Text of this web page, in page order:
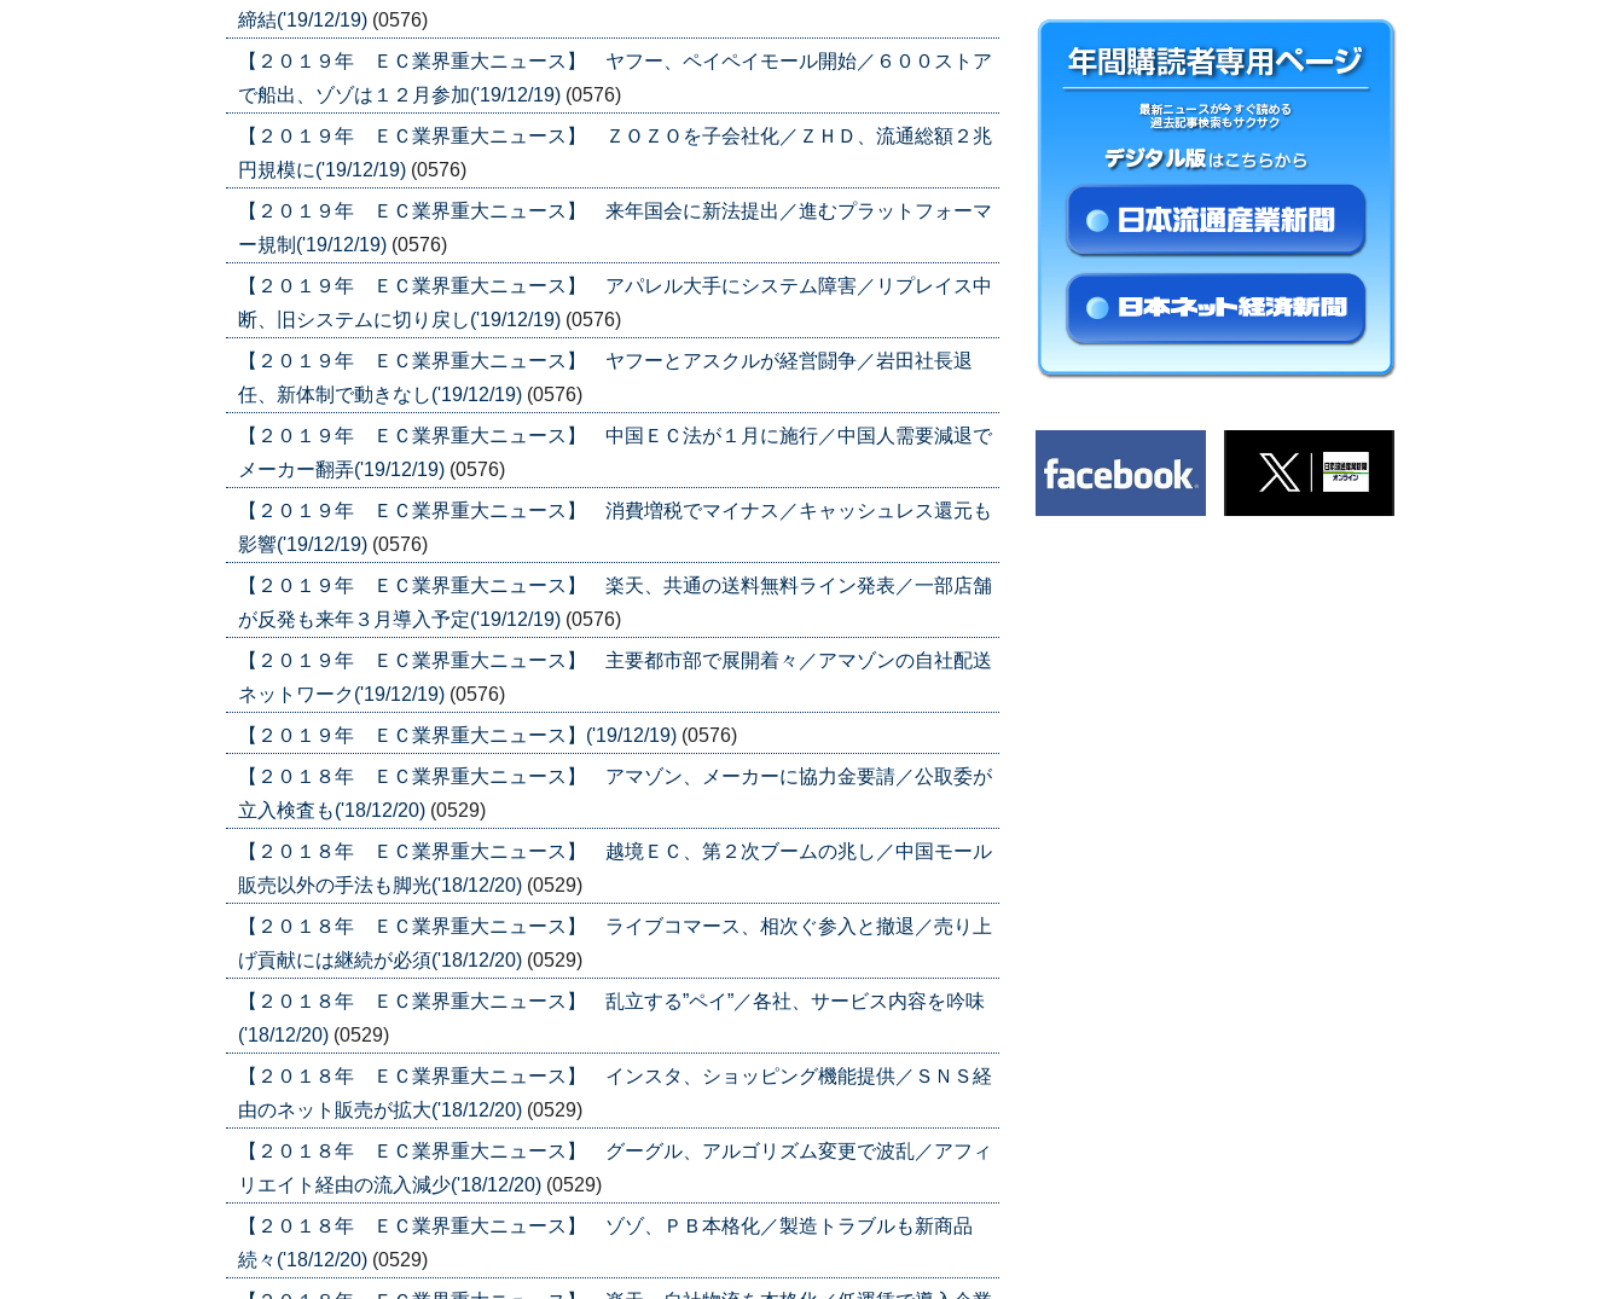
締結('19/12/19) (0576)
【２０１９年 ＥＣ業界重大ニュース】 ヤフー、ペイペイモール開始／６００ストア
で船出、ゾゾは１２月参加('19/12/19) (0576)
【２０１９年 ＥＣ業界重大ニュース】 ＺＯＺＯを子会社化／ＺＨＤ、流通総額２兆
円規模に('19/12/19) (0576)
【２０１９年 ＥＣ業界重大ニュース】 来年国会に新法提出／進むプラットフォーマ
ー規制('19/12/19) (0576)
【２０１９年 ＥＣ業界重大ニュース】 アパレル大手にシステム障害／リプレイス中
断、旧システムに切り戻し('19/12/19) (0576)
【２０１９年 ＥＣ業界重大ニュース】 ヤフーとアスクルが経営闘争／岩田社長退
任、新体制で動きなし('19/12/19) (0576)
【２０１９年 ＥＣ業界重大ニュース】 中国ＥＣ法が１月に施行／中国人需要減退で
メーカー翻弄('19/12/19) (0576)
【２０１９年 ＥＣ業界重大ニュース】 消費増税でマイナス／キャッシュレス還元も
影響('19/12/19) (0576)
【２０１９年 ＥＣ業界重大ニュース】 楽天、共通の送料無料ライン発表／一部店舗
が反発も来年３月導入予定('19/12/19) (0576)
【２０１９年 ＥＣ業界重大ニュース】 主要都市部で展開着々／アマゾンの自社配送
ネットワーク('19/12/19) (0576)
【２０１９年 ＥＣ業界重大ニュース】('19/12/19) (0576)
【２０１８年 ＥＣ業界重大ニュース】 アマゾン、メーカーに協力金要請／公取委が
立入検査も('18/12/20) (0529)
【２０１８年 ＥＣ業界重大ニュース】 越境ＥＣ、第２次ブームの兆し／中国モール
販売以外の手法も脚光('18/12/20) (0529)
【２０１８年 ＥＣ業界重大ニュース】 ライブコマース、相次ぐ参入と撤退／売り上
げ貢献には継続が必須('18/12/20) (0529)
【２０１８年 ＥＣ業界重大ニュース】 乱立する”ペイ”／各社、サービス内容を吟味
('18/12/20) (0529)
【２０１８年 ＥＣ業界重大ニュース】 インスタ、ショッピング機能提供／ＳＮＳ経
由のネット販売が拡大('18/12/20) (0529)
【２０１８年 ＥＣ業界重大ニュース】 グーグル、アルゴリズム変更で波乱／アフィ
リエイト経由の流入減少('18/12/20) (0529)
【２０１８年 ＥＣ業界重大ニュース】 ゾゾ、ＰＢ本格化／製造トラブルも新商品
続々('18/12/20) (0529)